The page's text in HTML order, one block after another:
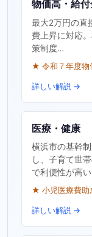
物価高・給
最大2万円の直
費上昇に対応
策制度…
★ 令和７年度物
詳しい解説 →
医療・健康
横浜市の基幹
し、子育て世
で利便性が高
★ 小児医療費助
詳しい解説 →